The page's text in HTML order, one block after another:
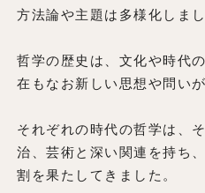
方法論や主題は多様化しまし
哲学の歴史は、文化や時代
在もなお新しい思想や問い
それぞれの時代の哲学は、
治、芸術と深い関連を持ち
割を果たしてきました。